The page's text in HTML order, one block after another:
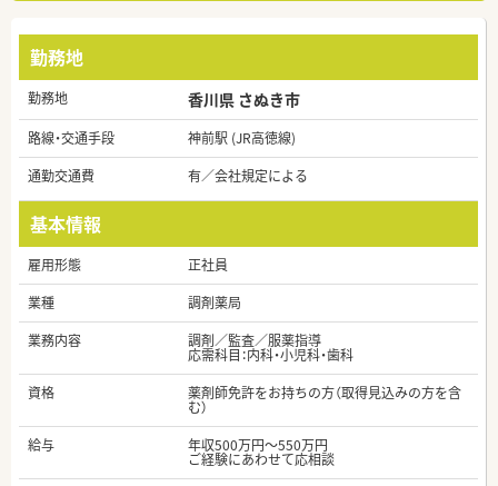
勤務地
勤務地 香川県 さぬき市
路線・交通手段
神前駅 (JR高徳線)
通勤交通費
有／会社規定による
基本情報
雇用形態
正社員
業種
調剤薬局
業務内容
調剤／監査／服薬指導
応需科目：内科・小児科・歯科
資格
薬剤師免許をお持ちの方（取得見込みの方を含
む）
給与
年収500万円～550万円
ご経験にあわせて応相談